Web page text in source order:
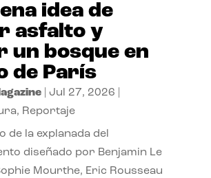
idea de
asfalto y
un bosque en
de París
| Jul 27, 2026
, Reportaje
de la explanada del
diseñado por Benjamin Le
Mourthe, Eric Rousseau